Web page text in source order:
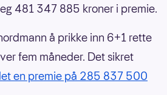
481 347 885 kroner i premie.
å prikke inn 6+1 rette
fem måneder. Det sikret
en premie på 285 837 500